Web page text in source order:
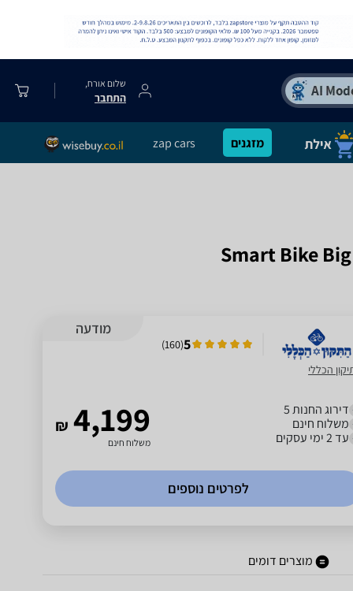
שלום אורח,
התחבר
מזגנים zap cars
מודעה
5
(
160
)
הכללי
דירוג החנות 5
משלוח חינם
עד 2 ימי עסקים
₪ 4,199
משלוח חינם
לפרטים נוספים
מוצרים דומים